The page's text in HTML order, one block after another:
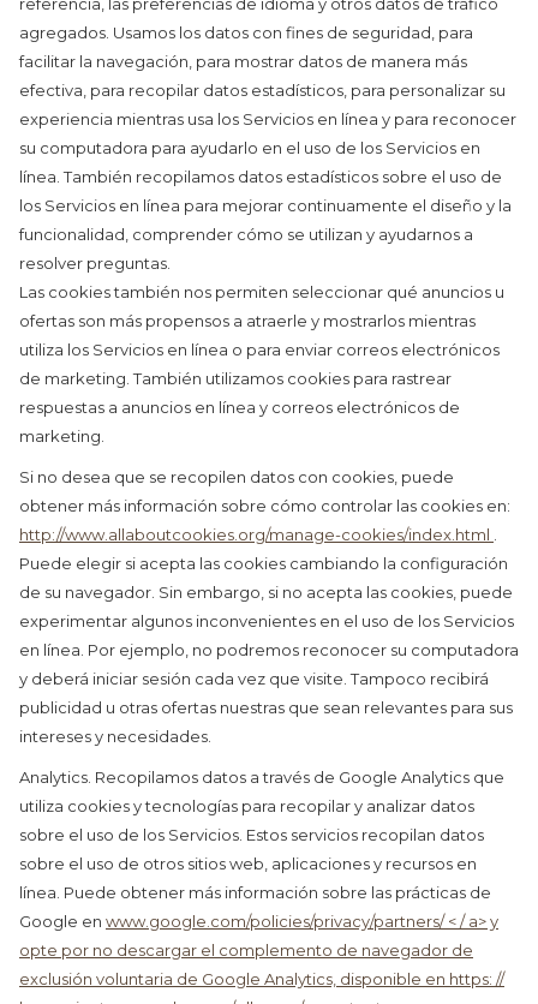
agregados. Usamos los datos con fines de seguridad, para
facilitar la navegación, para mostrar datos de manera más
efectiva, para recopilar datos estadísticos, para personalizar su
experiencia mientras usa los Servicios en línea y para reconocer
su computadora para ayudarlo en el uso de los Servicios en
línea. También recopilamos datos estadísticos sobre el uso de
los Servicios en línea para mejorar continuamente el diseño y la
funcionalidad, comprender cómo se utilizan y ayudarnos a
resolver preguntas.
Las cookies también nos permiten seleccionar qué anuncios u
ofertas son más propensos a atraerle y mostrarlos mientras
utiliza los Servicios en línea o para enviar correos electrónicos
de marketing. También utilizamos cookies para rastrear
respuestas a anuncios en línea y correos electrónicos de
marketing.
Si no desea que se recopilen datos con cookies, puede
obtener más información sobre cómo controlar las cookies en:
http://www.allaboutcookies.org/manage-cookies/index.html
Puede elegir si acepta las cookies cambiando la configuración
de su navegador. Sin embargo, si no acepta las cookies, puede
experimentar algunos inconvenientes en el uso de los Servicios
en línea. Por ejemplo, no podremos reconocer su computadora
y deberá iniciar sesión cada vez que visite. Tampoco recibirá
publicidad u otras ofertas nuestras que sean relevantes para sus
intereses y necesidades.
Analytics. Recopilamos datos a través de Google Analytics que
utiliza cookies y tecnologías para recopilar y analizar datos
sobre el uso de los Servicios. Estos servicios recopilan datos
sobre el uso de otros sitios web, aplicaciones y recursos en
línea. Puede obtener más información sobre las prácticas de
Google en www.google.com/policies/privacy/partners/ < / a> y
opte por no descargar el complemento de navegador de
exclusión voluntaria de Google Analytics, disponible en https: //